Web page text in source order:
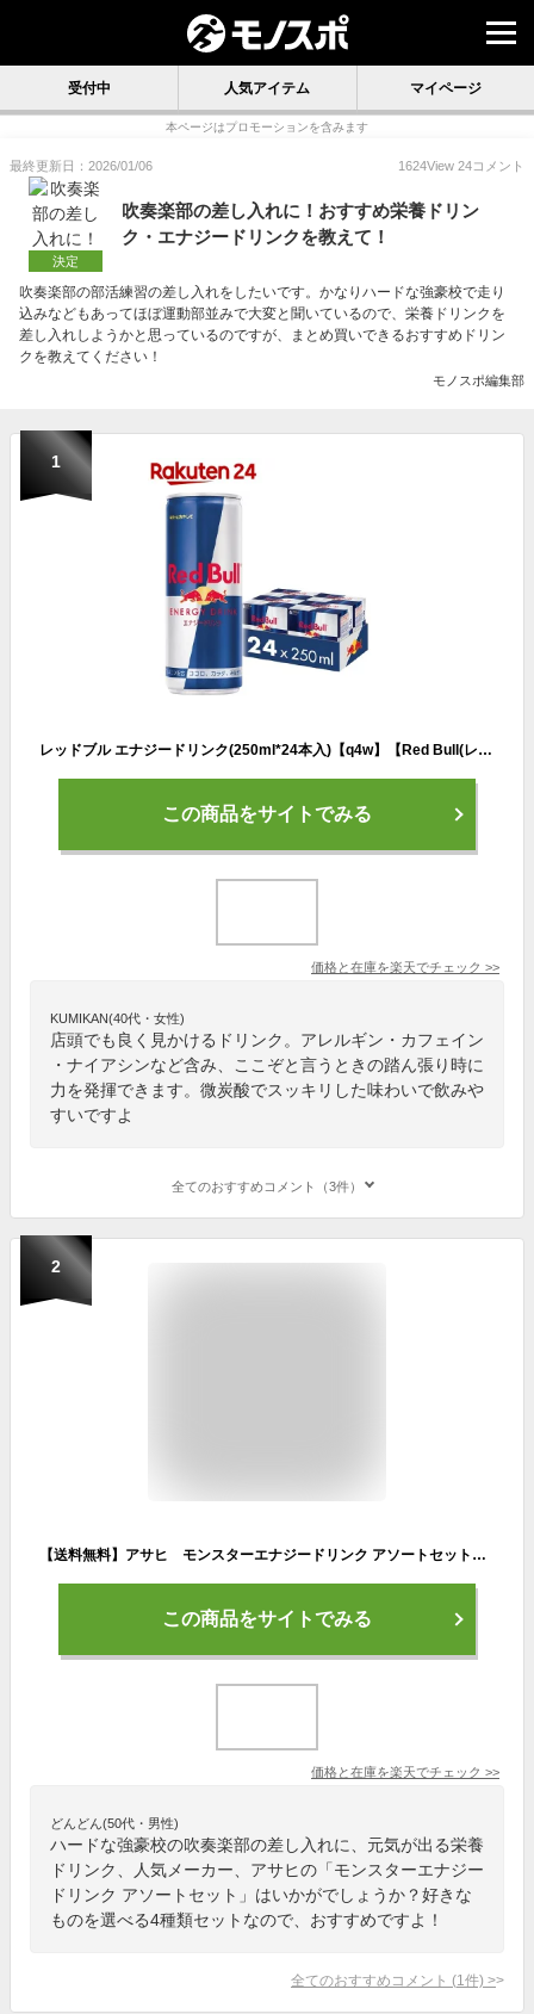
受付中 人気アイテム マイページ
本ページはプロモーションを含みます
最終更新日：2026/01/06 1624View 24コメント
決定
吹奏楽部の差し入れに！おすすめ栄養ドリン
ク・エナジードリンクを教えて！
吹奏楽部の部活練習の差し入れをしたいです。かなりハードな強豪校で走り
込みなどもあってほぼ運動部並みで大変と聞いているので、栄養ドリンクを
差し入れしようかと思っているのですが、まとめ買いできるおすすめドリン
クを教えてください！
モノスポ編集部
1
レッドブル エナジードリンク(250ml*24本入)【q4w】【Red Bull(レッドブル)】
この商品をサイトでみる
価格と在庫を楽天でチェック >>
KUMIKAN(40代・女性)
店頭でも良く見かけるドリンク。アレルギン・カフェイン
・ナイアシンなど含み、ここぞと言うときの踏ん張り時に
力を発揮できます。微炭酸でスッキリした味わいで飲みや
すいですよ
全てのおすすめコメント（3件）
2
【送料無料】アサヒ モンスターエナジードリンク アソートセットエナジー ゼロ 新カオス ウルトラの4品×6本づつのアソートセット355ml缶 24本セット
この商品をサイトでみる
価格と在庫を楽天でチェック >>
どんどん(50代・男性)
ハードな強豪校の吹奏楽部の差し入れに、元気が出る栄養
ドリンク、人気メーカー、アサヒの「モンスターエナジー
ドリンク アソートセット」はいかがでしょうか？好きな
ものを選べる4種類セットなので、おすすめですよ！
全てのおすすめコメント (1 件) >